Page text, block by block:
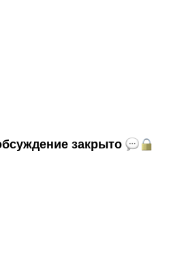
закрыто